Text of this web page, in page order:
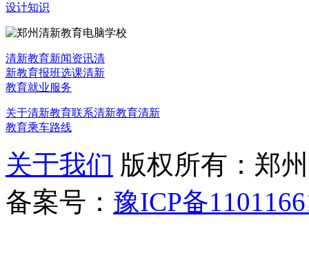
设计知识
清新教育新闻资讯清
新教育报班选课清新
教育就业服务
关于清新教育联系清新教育清新
教育乘车路线
关于我们 版权所有：郑
备案号： 豫ICP备